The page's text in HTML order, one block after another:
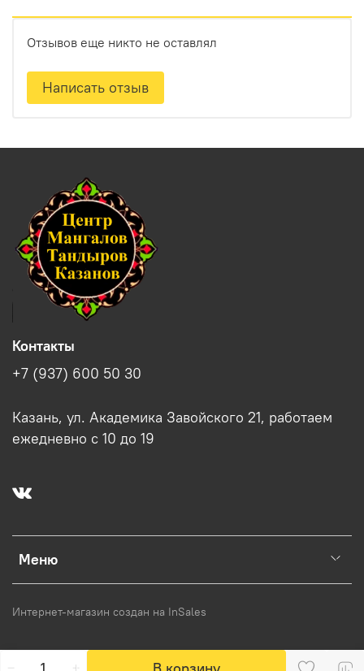
Отзывов еще никто не оставлял
Написать отзыв
Меню
Контакты
+7 (937) 600 50 30
Казань, ул. Академика Завойского 21, работаем
ежедневно с 10 до 19
Интернет-магазин создан на InSales